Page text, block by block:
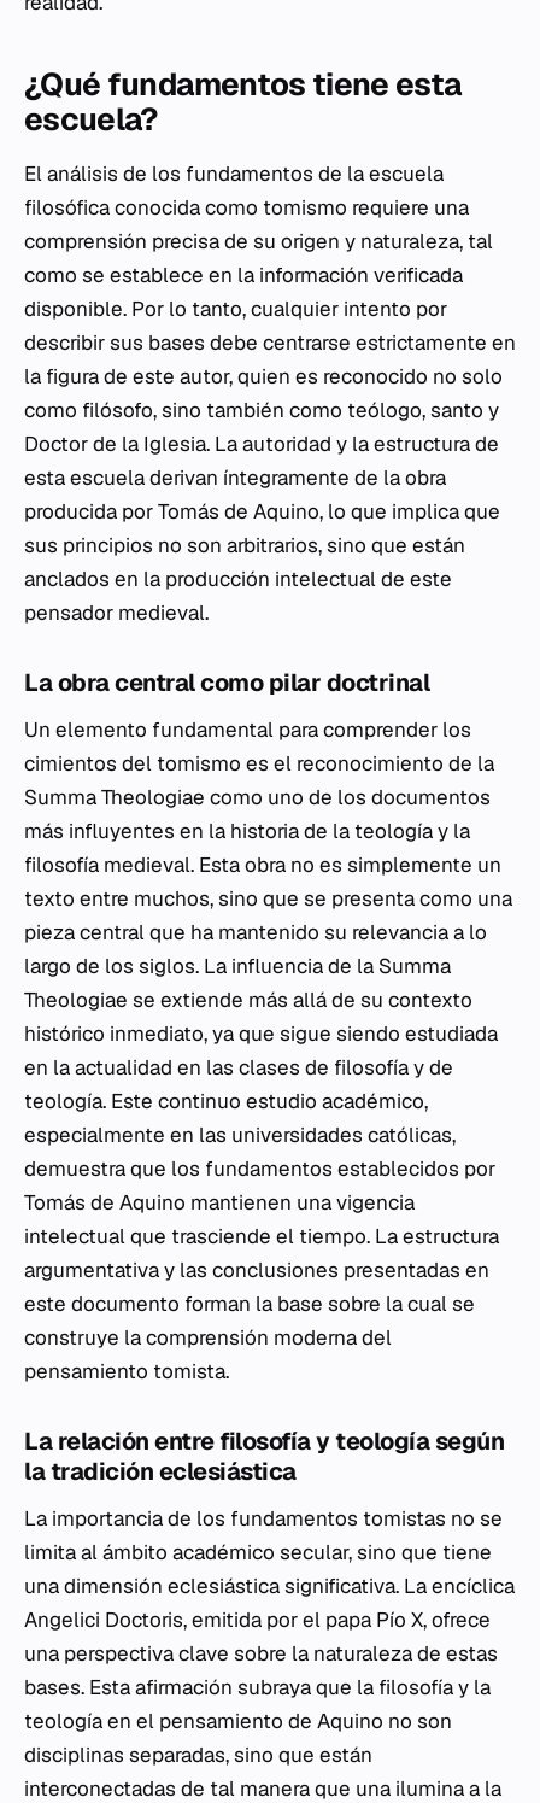
¿Qué fundamentos tiene esta
escuela?
El análisis de los fundamentos de la escuela
filosófica conocida como tomismo requiere una
comprensión precisa de su origen y naturaleza, tal
como se establece en la información verificada
disponible. Por lo tanto, cualquier intento por
describir sus bases debe centrarse estrictamente en
la figura de este autor, quien es reconocido no solo
como filósofo, sino también como teólogo, santo y
Doctor de la Iglesia. La autoridad y la estructura de
esta escuela derivan íntegramente de la obra
producida por Tomás de Aquino, lo que implica que
sus principios no son arbitrarios, sino que están
anclados en la producción intelectual de este
pensador medieval.
La obra central como pilar doctrinal
Un elemento fundamental para comprender los
cimientos del tomismo es el reconocimiento de la
Summa Theologiae como uno de los documentos
más influyentes en la historia de la teología y la
filosofía medieval. Esta obra no es simplemente un
texto entre muchos, sino que se presenta como una
pieza central que ha mantenido su relevancia a lo
largo de los siglos. La influencia de la Summa
Theologiae se extiende más allá de su contexto
histórico inmediato, ya que sigue siendo estudiada
en la actualidad en las clases de filosofía y de
teología. Este continuo estudio académico,
especialmente en las universidades católicas,
demuestra que los fundamentos establecidos por
Tomás de Aquino mantienen una vigencia
intelectual que trasciende el tiempo. La estructura
argumentativa y las conclusiones presentadas en
este documento forman la base sobre la cual se
construye la comprensión moderna del
pensamiento tomista.
La relación entre filosofía y teología según
la tradición eclesiástica
La importancia de los fundamentos tomistas no se
limita al ámbito académico secular, sino que tiene
una dimensión eclesiástica significativa. La encíclica
Angelici Doctoris, emitida por el papa Pío X, ofrece
una perspectiva clave sobre la naturaleza de estas
bases. Esta afirmación subraya que la filosofía y la
teología en el pensamiento de Aquino no son
disciplinas separadas, sino que están
interconectadas de tal manera que una ilumina a la